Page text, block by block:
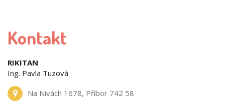
Kontakt
RIKITAN
Ing. Pavla Tuzová
Na Nivách 1678, Příbor 742 58